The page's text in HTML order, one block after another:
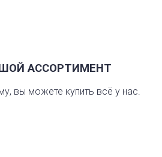
АССОРТИМЕНТ
вы можете купить всё у нас.